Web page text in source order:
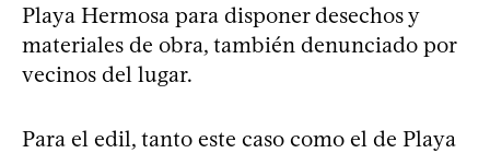
Playa Hermosa para disponer desechos y
materiales de obra, también denunciado por
vecinos del lugar.
Para el edil, tanto este caso como el de Playa